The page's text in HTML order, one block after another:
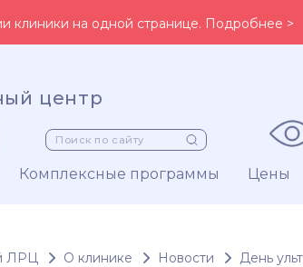
клиники на одной странице. Подробнее >
центр
Комплексные программы Цены
ЛРЦ О клинике Новости День